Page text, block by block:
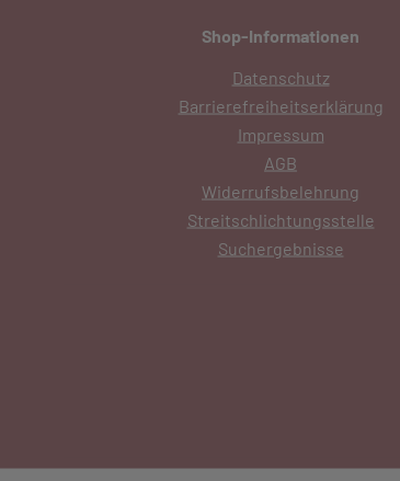
Shop-Informationen
Datenschutz
Barrierefreiheitserklärung
Impressum
AGB
Widerrufsbelehrung
Streitschlichtungsstelle
Suchergebnisse